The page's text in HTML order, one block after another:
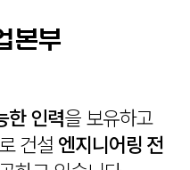
본부
한 인력을 보유하고
건설 엔지니어링 전